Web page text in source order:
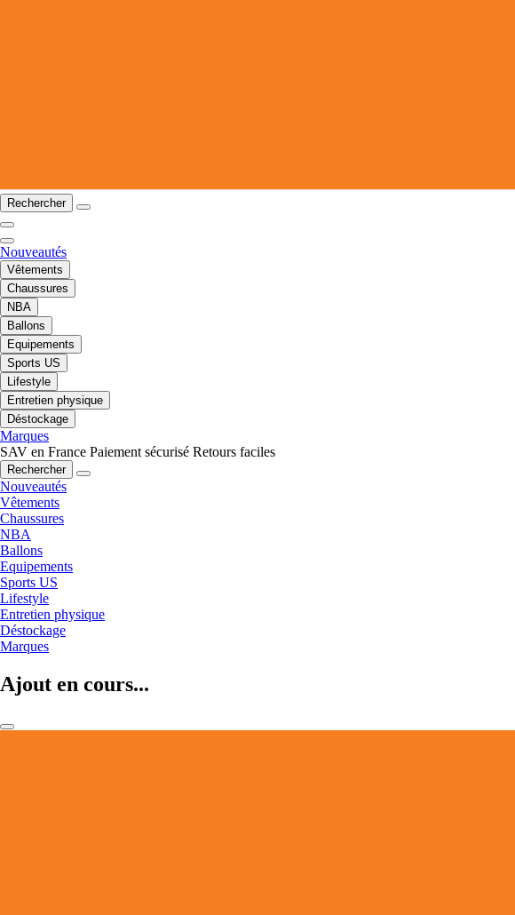
Rechercher
Nouveautés
Vêtements
Chaussures
NBA
Ballons
Equipements
Sports US
Lifestyle
Entretien physique
Déstockage
Marques
SAV en France Paiement sécurisé Retours faciles
Rechercher
Nouveautés
Vêtements
Chaussures
NBA
Ballons
Equipements
Sports US
Lifestyle
Entretien physique
Déstockage
Marques
Ajout en cours...